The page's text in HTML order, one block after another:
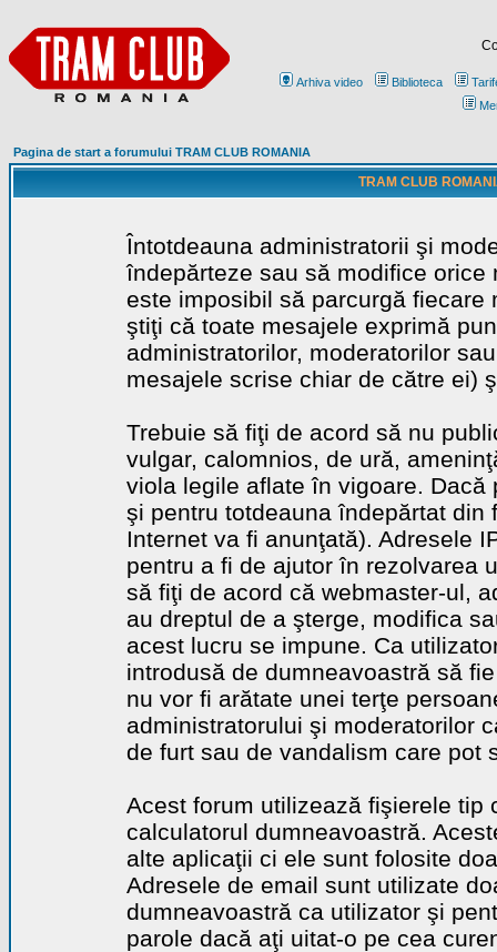
Arhiva video Biblioteca
Pagina de start a forumului TRAM CLUB ROMANIA
TRAM CLUB
Întotdeauna administratorii şi
îndepărteze sau să modifice
este imposibil să parcurgă
ştiţi că toate mesajele exprimă
administratorilor, moderatorilor
mesajele scrise chiar de către ei)
Trebuie să fiţi de acord să nu
vulgar, calomnios, de ură,
viola legile aflate în vigoare.
şi pentru totdeauna îndepărtat
Internet va fi anunţată). Adresele
pentru a fi de ajutor în rezolvarea
să fiţi de acord că webmaster-ul,
au dreptul de a şterge, modifica
acest lucru se impune. Ca
introdusă de dumneavoastră să
nu vor fi arătate unei terţe
administratorului şi moderatorilor
de furt sau de vandalism care pot
Acest forum utilizează fişierele tip
calculatorul dumneavoastră.
alte aplicaţii ci ele sunt folosite
Adresele de email sunt utilizate
dumneavoastră ca utilizator şi
parole dacă aţi uitat-o pe cea